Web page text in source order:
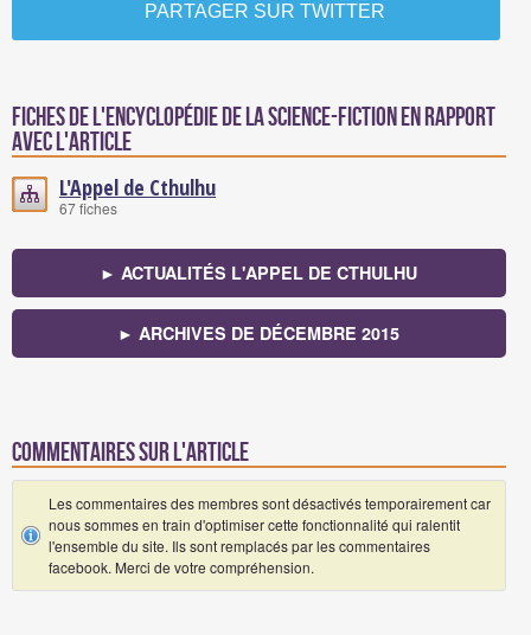
PARTAGER SUR TWITTER
Fiches de l'encyclopédie de la science-fiction en rapport
avec l'article
L'Appel de Cthulhu
67 fiches
► ACTUALITÉS L'APPEL DE CTHULHU
► ARCHIVES DE DÉCEMBRE 2015
Commentaires sur l'article
Les commentaires des membres sont désactivés temporairement car
nous sommes en train d'optimiser cette fonctionnalité qui ralentit
l'ensemble du site. Ils sont remplacés par les commentaires
facebook. Merci de votre compréhension.